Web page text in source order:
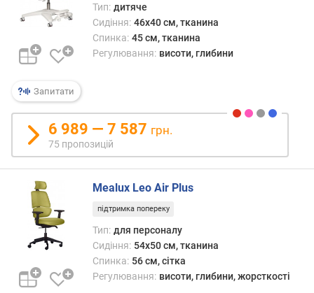
я
м
)
м
і
н
.
г
л
и
и
н
а
и
д
Запитати
Тип: дитяче
Сидіння: 46x40 см, тканина
Спинка: 45 см, тканина
Регулювання: висоти, глибини
6 989 — 7 587 грн.
75 пропозицій
Mealux Leo Air Plus
підтримка попереку
Тип: для персоналу
Сидіння: 54x50 см, тканина
Спинка: 56 см, сітка
Регулювання: висоти, глибини, жорсткості